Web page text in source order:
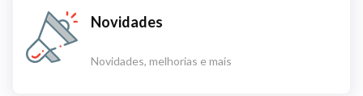
Novidades
Novidades, melhorias e mais